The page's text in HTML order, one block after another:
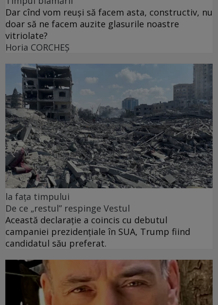
Dar cînd vom reuși să facem asta, constructiv, nu
doar să ne facem auzite glasurile noastre
vitriolate?
Horia CORCHEŞ
la fața timpului
De ce „restul” respinge Vestul
Această declarație a coincis cu debutul
campaniei prezidențiale în SUA, Trump fiind
candidatul său preferat.